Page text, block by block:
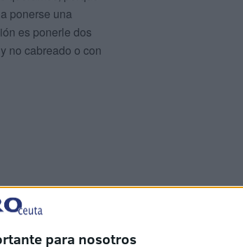
para nosotros
ponerse una
es ponerle dos
no cabreado o con
y
el niño para